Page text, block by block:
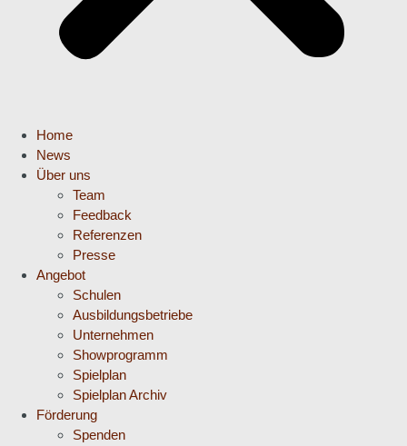
Home
News
Über uns
Team
Feedback
Referenzen
Presse
Angebot
Schulen
Ausbildungsbetriebe
Unternehmen
Showprogramm
Spielplan
Spielplan Archiv
Förderung
Spenden